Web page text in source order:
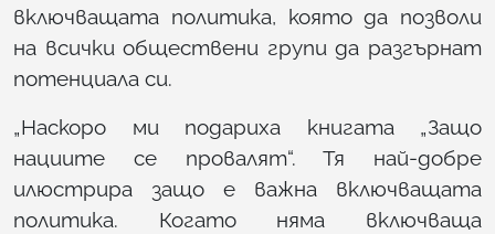
включващата политика, която да позволи
на всички обществени групи да разгърнат
потенциала си.
„Наскоро ми подариха книгата „Защо
нациите се провалят“. Тя най-добре
илюстрира защо е важна включващата
политика. Когато няма включваща